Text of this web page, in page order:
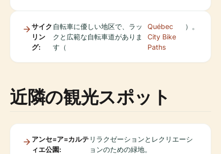
サイク
リン
グ:
自転車に優しい地区で、ラッ
クと広範な自転車道がありま
す（
Québec
City Bike
Paths
）。
近隣の観光スポット
アンセ=ア=カルテ
ィエ公園:
リラクゼーションとレクリエーシ
ョンのための緑地。